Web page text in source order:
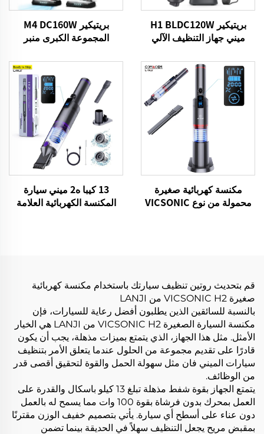
بريتيكير H1 BLDC120W
ميني جهاز التنظيف الآلي
بريتيكير M4 DC160W
المجموعة الكبرى منبر
منزل الأرضية السجادة
مكنسة كهربائية صغيرة
محمولة من نوع VICSONIC
13 كيبا ه2 ميني سيارة
المكنسة الكهربائية العلامة
قم بتحديث روتين تنظيف سيارتك باستخدام مكنسة كهربائية
صغيرة VICSONIC H2 من LANJI
بالنسبة للسائقين الذين يطلبون أفضل رعاية للسيارات، فإن
مكنسة السيارة الصغيرة VICSONIC H2 من LANJI هي الخيار
الأمثل. مثل هذا الجهاز، الذي يتمتع بميزات مذهلة، يجب أن يكون
قادرًا على تقديم مجموعة من الحلول عندما يتعلق الأمر بتنظيف
سيارات الميني فان مثل سهولة الحمل والقوة لتحقيق أقصى قدر
من الوظائف.
يتمتع الجهاز بقوة شفط مذهلة تبلغ 13 كيلو باسكال والقدرة على
العمل بمحرك بدون فرشاة بقوة 100 وات مما يسمح له بالعمل
دون عناء على أسطح أي سيارة. يأتي بتصميم خفيف الوزن مقترنًا
بمقبض مريح يجعل التنظيف سهلاً في الحديقة بينما تضمن